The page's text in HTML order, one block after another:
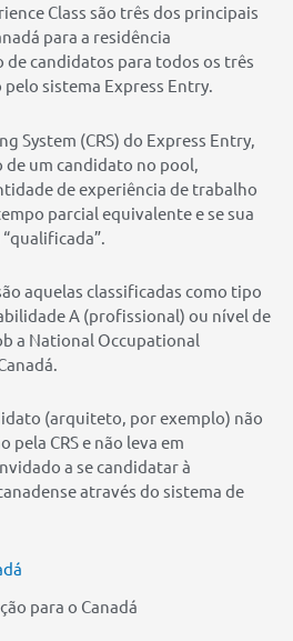
Class são três dos principais
para a residência
candidatos para todos os três
sistema Express Entry.
System (CRS) do Express Entry,
um candidato no pool,
de experiência de trabalho
parcial equivalente e se sua
aquelas classificadas como tipo
A (profissional) ou nível de
a National Occupational
(arquiteto, por exemplo) não
pela CRS e não leva em
a se candidatar à
através do sistema de
para o Canadá